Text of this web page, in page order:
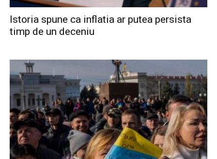
Istoria spune ca inflatia ar putea persista
timp de un deceniu